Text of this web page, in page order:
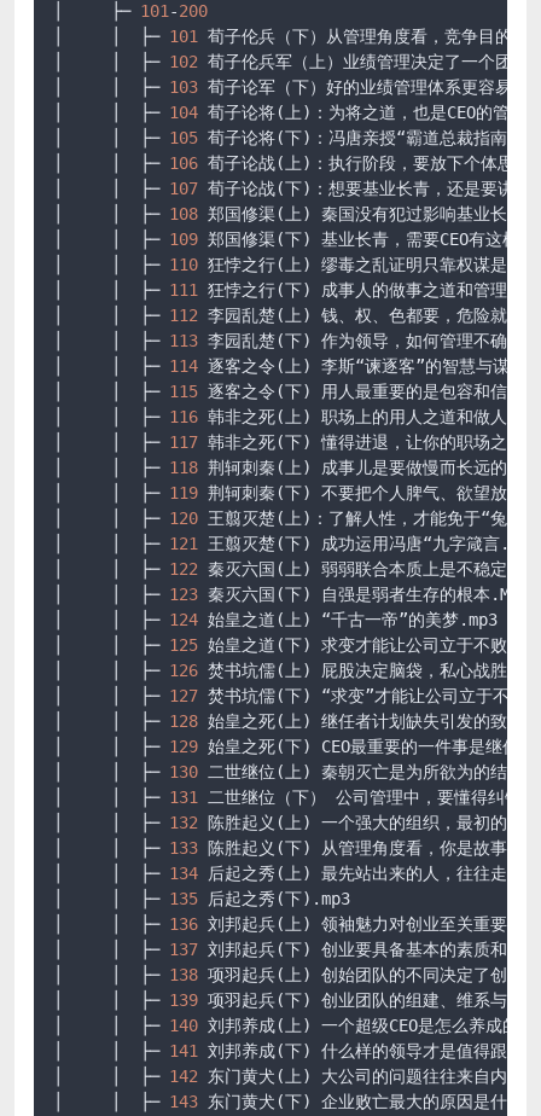
│     ├─ 101 -200
│     │  ├─ 101
荀子伦兵（下）从管理角度看，竞争目的是
│     │  ├─ 102 荀子伦兵军（上）业绩管理决定了一个团队
│     │  ├─ 103 荀子论军（下）好的业绩管理体系更容易成
│     │  ├─ 104 荀子论将(上)：为将之道，也是CEO的管理
│     │  ├─ 105 荀子论将(下)：冯唐亲授“霸道总裁指南”
│     │  ├─ 106 荀子论战(上)：执行阶段，要放下个体思维
│     │  ├─ 107 荀子论战(下)：想要基业长青，还是要讲仁
│     │  ├─ 108 郑国修渠(上) 秦国没有犯过影响基业长青
│     │  ├─ 109 郑国修渠(下) 基业长青，需要CEO有这样的
│     │  ├─ 110 狂悖之行(上) 缪毒之乱证明只靠权谋是走
│     │  ├─ 111
狂悖之行(下) 成事人的做事之道和管理之道
│     │  ├─ 112 李园乱楚(上) 钱、权、色都要，危险就在
│     │  ├─ 113 李园乱楚(下) 作为领导，如何管理不确定性
│     │  ├─ 114 逐客之令(上) 李斯“谏逐客”的智慧与谋略
│     │  ├─ 115 逐客之令(下) 用人最重要的是包容和信任
│     │  ├─ 116 韩非之死(上) 职场上的用人之道和做人之道
│     │  ├─ 117 韩非之死(下) 懂得进退，让你的职场之路
│     │  ├─ 118 荆轲刺秦(上) 成事儿是要做慢而长远的事
│     │  ├─ 119 荆轲刺秦(下) 不要把个人脾气、欲望放在
│     │  ├─ 120 王翦灭楚(上)：了解人性，才能免于“兔死
│     │  ├─ 121 王翦灭楚(下) 成功运用冯唐“九字箴言.mp3
│     │  ├─ 122 秦灭六国(上) 弱弱联合本质上是不稳定的
│     │  ├─ 123 秦灭六国(下) 自强是弱者生存的根本 .MP3
│     │  ├─ 124 始皇之道(上) “千古一帝”的美梦.mp3
│     │  ├─ 125 始皇之道(下) 求变才能让公司立于不败之地
│     │  ├─ 126 焚书坑儒(上) 屁股决定脑袋，私心战胜公理
│     │  ├─ 127 焚书坑儒(下) “求变”才能让公司立于不败
│     │  ├─ 128 始皇之死(上) 继任者计划缺失引发的致命
│     │  ├─ 129 始皇之死(下) CEO最重要的一件事是继任者
│     │  ├─ 130 二世继位(上) 秦朝灭亡是为所欲为的结果
│     │  ├─ 131
二世继位（下） 公司管理中，要懂得纠错
│     │  ├─ 132 陈胜起义(上) 一个强大的组织，最初的问
│     │  ├─ 133 陈胜起义(下) 从管理角度看，你是故事中
│     │  ├─ 134 后起之秀(上) 最先站出来的人，往往走不
│     │  ├─ 135 后起之秀(下) .mp3
│     │  ├─ 136 刘邦起兵(上) 领袖魅力对创业至关重要
│     │  ├─ 137 刘邦起兵(下) 创业要具备基本的素质和条件
│     │  ├─ 138 项羽起兵(上) 创始团队的不同决定了创业
│     │  ├─ 139 项羽起兵(下) 创业团队的组建、维系与管
│     │  ├─ 140 刘邦养成(上) 一个超级CEO是怎么养成的
│     │  ├─ 141
刘邦养成(下) 什么样的领导才是值得跟随的
│     │  ├─ 142 东门黄犬(上) 大公司的问题往往来自内部
│     │  ├─ 143 东门黄犬(下) 企业败亡最大的原因是什么